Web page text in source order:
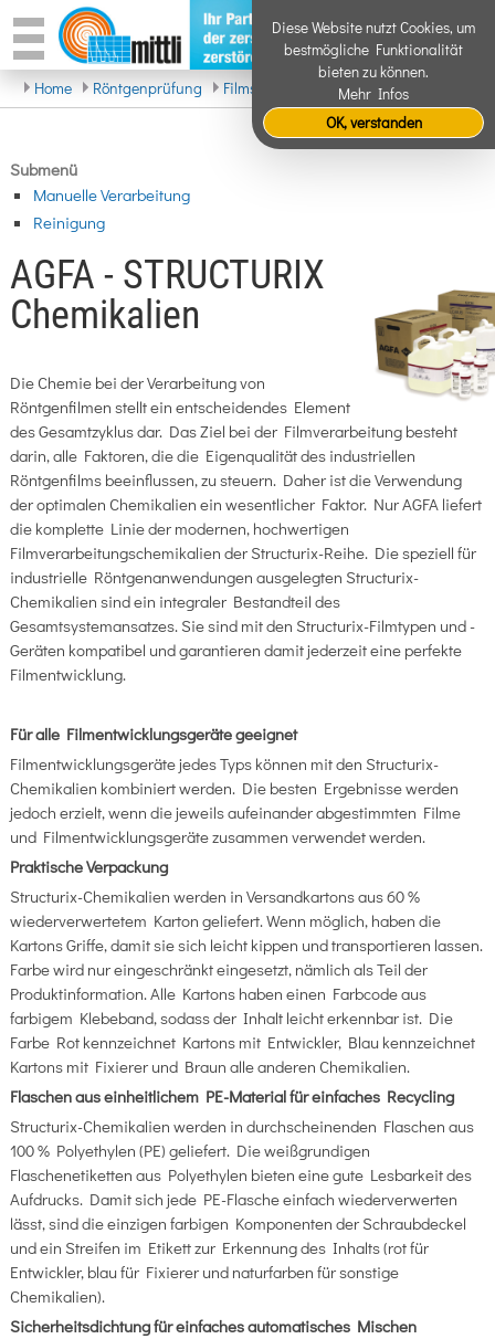
Home Röntgenprüfung Filmsysteme Chemie
Submenü
Manuelle Verarbeitung
Reinigung
AGFA - STRUCTURIX
Chemikalien
Die Chemie bei der Verarbeitung von
Röntgenfilmen stellt ein entscheidendes Element
des Gesamtzyklus dar. Das Ziel bei der Filmverarbeitung besteht
darin, alle Faktoren, die die Eigenqualität des industriellen
Röntgenfilms beeinflussen, zu steuern. Daher ist die Verwendung
der optimalen Chemikalien ein wesentlicher Faktor. Nur AGFA liefert
die komplette Linie der modernen, hochwertigen
Filmverarbeitungschemikalien der Structurix-Reihe. Die speziell für
industrielle Röntgenanwendungen ausgelegten Structurix-
Chemikalien sind ein integraler Bestandteil des
Gesamtsystemansatzes. Sie sind mit den Structurix-Filmtypen und -
Geräten kompatibel und garantieren damit jederzeit eine perfekte
Filmentwicklung.
Für alle Filmentwicklungsgeräte geeignet
Filmentwicklungsgeräte jedes Typs können mit den Structurix-
Chemikalien kombiniert werden. Die besten Ergebnisse werden
jedoch erzielt, wenn die jeweils aufeinander abgestimmten Filme
und Filmentwicklungsgeräte zusammen verwendet werden.
Praktische Verpackung
Structurix-Chemikalien werden in Versandkartons aus 60 %
wiederverwertetem Karton geliefert. Wenn möglich, haben die
Kartons Griffe, damit sie sich leicht kippen und transportieren lassen.
Farbe wird nur eingeschränkt eingesetzt, nämlich als Teil der
Produktinformation. Alle Kartons haben einen Farbcode aus
farbigem Klebeband, sodass der Inhalt leicht erkennbar ist. Die
Farbe Rot kennzeichnet Kartons mit Entwickler, Blau kennzeichnet
Kartons mit Fixierer und Braun alle anderen Chemikalien.
Flaschen aus einheitlichem PE-Material für einfaches Recycling
Structurix-Chemikalien werden in durchscheinenden Flaschen aus
100 % Polyethylen (PE) geliefert. Die weißgrundigen
Flaschenetiketten aus Polyethylen bieten eine gute Lesbarkeit des
Aufdrucks. Damit sich jede PE-Flasche einfach wiederverwerten
lässt, sind die einzigen farbigen Komponenten der Schraubdeckel
und ein Streifen im Etikett zur Erkennung des Inhalts (rot für
Entwickler, blau für Fixierer und naturfarben für sonstige
Chemikalien).
Sicherheitsdichtung für einfaches automatisches Mischen
Diese Website nutzt Cookies, um
bestmögliche Funktionalität
bieten zu können.
Mehr Infos
OK, verstanden